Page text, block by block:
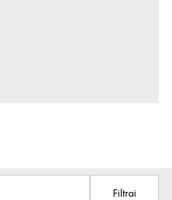
Filtrai